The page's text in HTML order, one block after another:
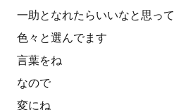
一助となれたらいいなと思って
色々と選んでます
言葉をね
なので
変にね